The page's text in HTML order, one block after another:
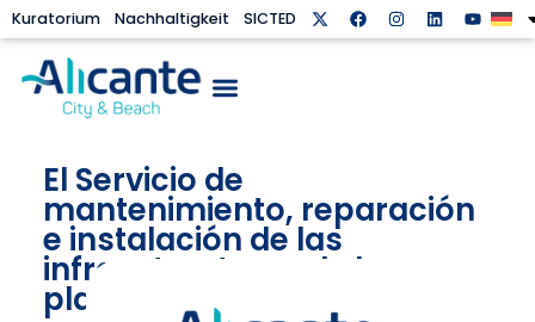
Kuratorium Nachhaltigkeit SICTED
El Servicio de
mantenimiento, reparación
e instalación de las
infraestructuras de las
playas de Alicante